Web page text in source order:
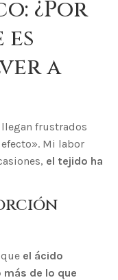
¿Por
es
a
frustrados
Mi labor
el tejido ha
el ácido
de lo que